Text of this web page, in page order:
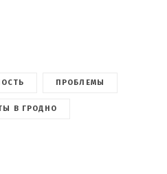
ПРОБЛЕМЫ
В ГРОДНО